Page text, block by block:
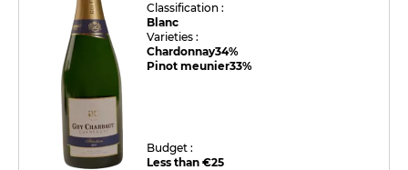
Classification :
Blanc
Varieties :
Chardonnay34%
Pinot meunier33%
Budget :
Less than €25